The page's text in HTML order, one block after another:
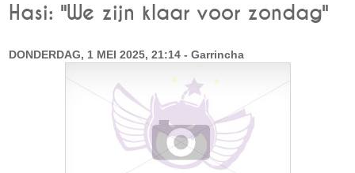
Hasi: "We zijn klaar voor zondag"
DONDERDAG, 1 MEI 2025, 21:14 - Garrincha